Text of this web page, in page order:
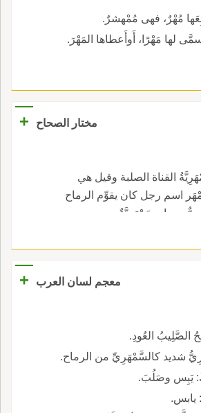
مُهْرٌ، فهى مُمْهشرٌ.
لها مَهْرًا، أَوأَعطاها المَهْرَ.
مختار الصحاح
+
القناة الصلبة وقيل هي
اسم رجل كان يقوِّم الرماح
ورماح سَمْهَرِيَّةٌ.
معجم لسان العرب
+
الصَّلِيبُ العُودِ.
شديد كالسَّمْهَرِيِّ من الرماح.
يَبِس وصَلُبَ.